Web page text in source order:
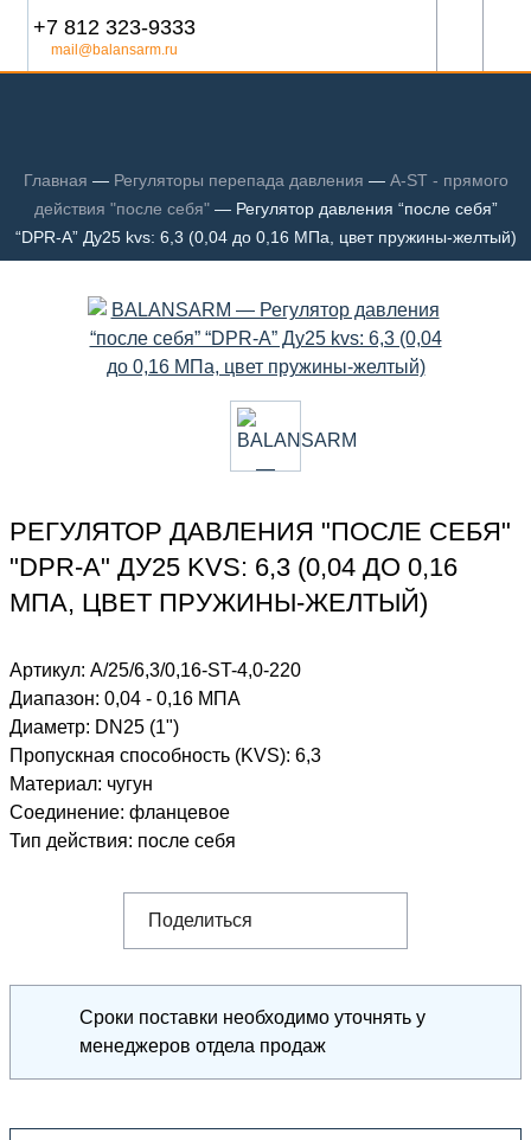
+7 812 323-9333
mail@balansarm.ru
Главная — Регуляторы перепада давления — A-ST - прямого
действия "после себя" — Регулятор давления “после себя”
“DPR-A” Ду25 kvs: 6,3 (0,04 до 0,16 МПа, цвет пружины-желтый)
РЕГУЛЯТОР ДАВЛЕНИЯ "ПОСЛЕ СЕБЯ"
"DPR-A" ДУ25 KVS: 6,3 (0,04 ДО 0,16
МПА, ЦВЕТ ПРУЖИНЫ-ЖЕЛТЫЙ)
Артикул: A/25/6,3/0,16-ST-4,0-220
Диапазон: 0,04 - 0,16 МПА
Диаметр: DN25 (1")
Пропускная способность (KVS): 6,3
Материал: чугун
Соединение: фланцевое
Тип действия: после себя
Поделиться
Сроки поставки необходимо уточнять у
менеджеров отдела продаж